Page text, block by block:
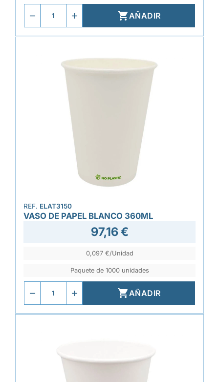
AÑADIR
REF. ELAT3150
VASO DE PAPEL BLANCO 360ML
97,16 €
0,097 €/Unidad
Paquete de 1000 unidades
AÑADIR